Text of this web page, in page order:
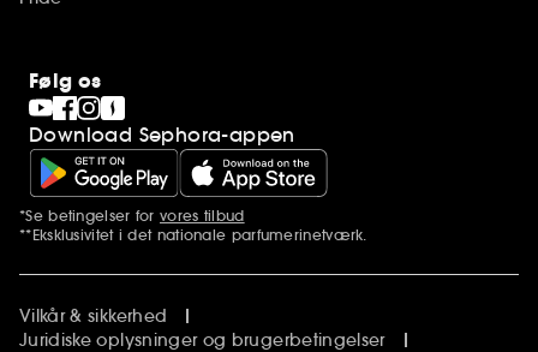
Følg os
Download Sephora-appen
Yderligere bemærkninger
*Se betingelser for vores tilbud
**Eksklusivitet i det nationale parfumerinetværk.
Vilkår & sikkerhed
Juridiske oplysninger og brugerbetingelser